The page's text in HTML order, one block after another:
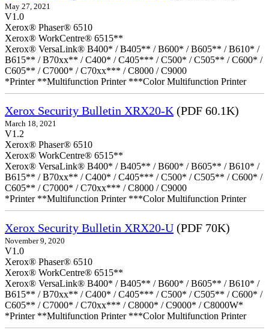
May 27, 2021
V1.0
Xerox® Phaser® 6510
Xerox® WorkCentre® 6515**
Xerox® VersaLink® B400* / B405** / B600* / B605** / B610* /
B615** / B70xx** / C400* / C405*** / C500* / C505** / C600* /
C605** / C7000* / C70xx*** / C8000 / C9000
*Printer **Multifunction Printer ***Color Multifunction Printer
Xerox Security Bulletin XRX20-K (PDF 60.1K)
March 18, 2021
V1.2
Xerox® Phaser® 6510
Xerox® WorkCentre® 6515**
Xerox® VersaLink® B400* / B405** / B600* / B605** / B610* /
B615** / B70xx** / C400* / C405*** / C500* / C505** / C600* /
C605** / C7000* / C70xx*** / C8000 / C9000
*Printer **Multifunction Printer ***Color Multifunction Printer
Xerox Security Bulletin XRX20-U (PDF 70K)
November 9, 2020
V1.0
Xerox® Phaser® 6510
Xerox® WorkCentre® 6515**
Xerox® VersaLink® B400* / B405** / B600* / B605** / B610* /
B615** / B70xx** / C400* / C405*** / C500* / C505** / C600* /
C605** / C7000* / C70xx*** / C8000* / C9000* / C8000W*
*Printer **Multifunction Printer ***Color Multifunction Printer